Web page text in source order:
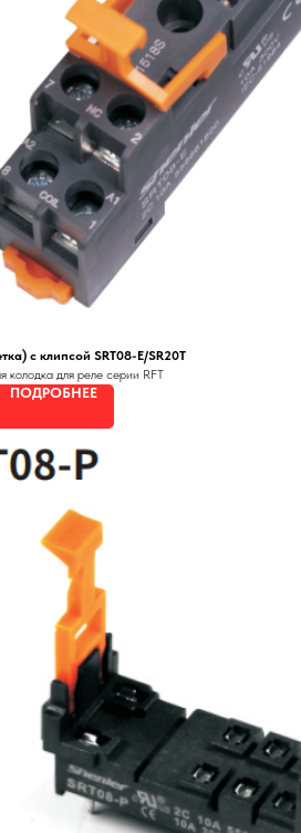
с клипсой SRT08-E/SR20T
колодка для реле серии RFT
ПОДРОБНЕЕ